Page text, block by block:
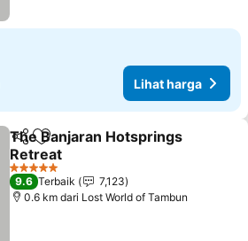
Lihat harga
KongsiTambah ke favorit
The Banjaran Hotsprings
Retreat
Lihat harga
5 Bintang
9.6 Terbaik
7,123
0.6 km dari Lost World of Tambun